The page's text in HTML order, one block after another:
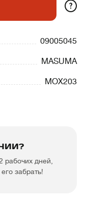
?
09005045
MASUMA
MOX203
рабочих дней,
забрать!